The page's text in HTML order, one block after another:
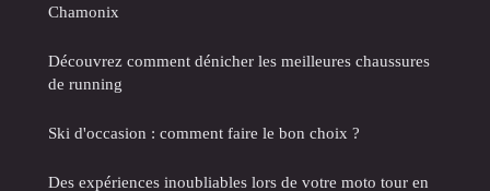
Chamonix
Découvrez comment dénicher les meilleures chaussures
de running
Ski d'occasion : comment faire le bon choix ?
Des expériences inoubliables lors de votre moto tour en